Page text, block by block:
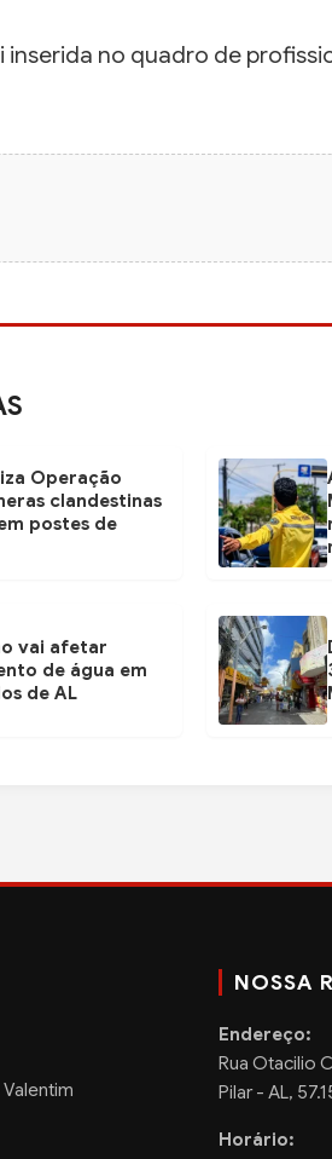
inserida no quadro de
Operação
clandestinas
postes de
vai afetar
de água em
de AL
NOSSA
Endereço:
Rua Otacilio
Pilar - AL,
Horário: